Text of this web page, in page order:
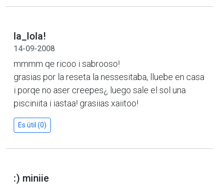
la_lola!
14-09-2008
mmmm qe ricoo i sabrooso!
grasias por la reseta la nessesitaba, lluebe en casa
i porqe no aser creepes¿ luego sale el sol una
pisciniita i iastaa! grasiias xaiitoo!
Es útil (0)
:) miniie